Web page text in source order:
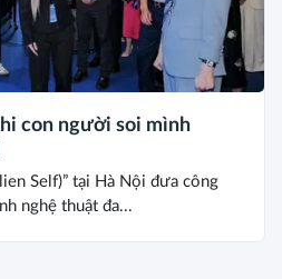
con người soi mình
Self)” tại Hà Nội đưa công
nghệ thuật đa...